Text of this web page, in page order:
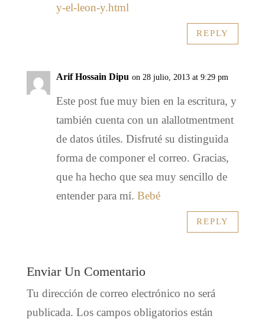
y-el-leon-y.html
REPLY
Arif Hossain Dipu on 28 julio, 2013 at 9:29 pm
Este post fue muy bien en la escritura, y
también cuenta con un alallotmentment
de datos útiles. Disfruté su distinguida
forma de componer el correo. Gracias,
que ha hecho que sea muy sencillo de
entender para mí. Bebé
REPLY
Enviar Un Comentario
Tu dirección de correo electrónico no será
publicada. Los campos obligatorios están